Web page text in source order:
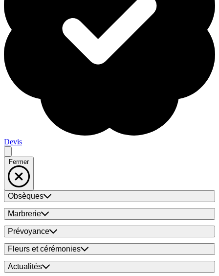
Devis
Fermer
Obsèques
Marbrerie
Prévoyance
Fleurs et cérémonies
Actualités